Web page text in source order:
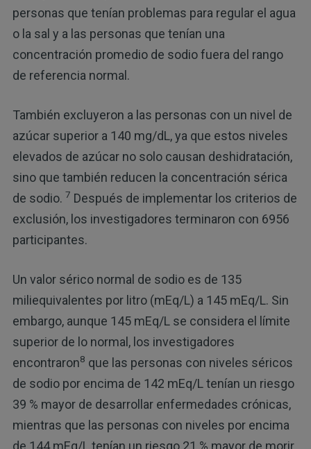
personas que tenían problemas para regular el agua
o la sal y a las personas que tenían una
concentración promedio de sodio fuera del rango
de referencia normal.
También excluyeron a las personas con un nivel de
azúcar superior a 140 mg/dL, ya que estos niveles
elevados de azúcar no solo causan deshidratación,
sino que también reducen la concentración sérica
de sodio. 7 Después de implementar los criterios de
exclusión, los investigadores terminaron con 6956
participantes.
Un valor sérico normal de sodio es de 135
miliequivalentes por litro (mEq/L) a 145 mEq/L. Sin
embargo, aunque 145 mEq/L se considera el límite
superior de lo normal, los investigadores
encontraron8 que las personas con niveles séricos
de sodio por encima de 142 mEq/L tenían un riesgo
39 % mayor de desarrollar enfermedades crónicas,
mientras que las personas con niveles por encima
de 144 mEq/L tenían un riesgo 21 % mayor de morir